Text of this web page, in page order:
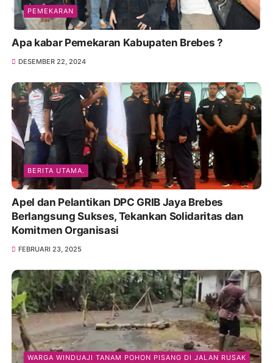
PEMEKARAN
Apa kabar Pemekaran Kabupaten Brebes ?
DESEMBER 22, 2024
BERITA UTAMA.
Apel dan Pelantikan DPC GRIB Jaya Brebes
Berlangsung Sukses, Tekankan Solidaritas dan
Komitmen Organisasi
FEBRUARI 23, 2025
WARGA WINDUAJI TANAM POHON PISANG DI JALAN RUSAK